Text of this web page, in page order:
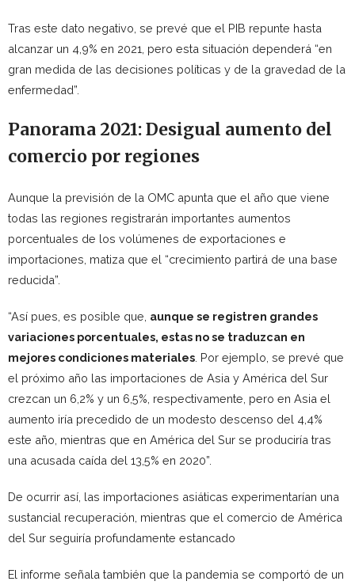
Tras este dato negativo, se prevé que el PIB repunte hasta
alcanzar un 4,9% en 2021, pero esta situación dependerá “en
gran medida de las decisiones políticas y de la gravedad de la
enfermedad”.
Panorama 2021: Desigual aumento del
comercio por regiones
Aunque la previsión de la OMC apunta que el año que viene
todas las regiones registrarán importantes aumentos
porcentuales de los volúmenes de exportaciones e
importaciones, matiza que el “crecimiento partirá de una base
reducida”.
“Así pues, es posible que, aunque se registren grandes
variaciones porcentuales, estas no se traduzcan en
mejores condiciones materiales . Por ejemplo, se prevé que
el próximo año las importaciones de Asia y América del Sur
crezcan un 6,2% y un 6,5%, respectivamente, pero en Asia el
aumento iría precedido de un modesto descenso del 4,4%
este año, mientras que en América del Sur se produciría tras
una acusada caída del 13,5% en 2020”.
De ocurrir así, las importaciones asiáticas experimentarían una
sustancial recuperación, mientras que el comercio de América
del Sur seguiría profundamente estancado
El informe señala también que la pandemia se comportó de un